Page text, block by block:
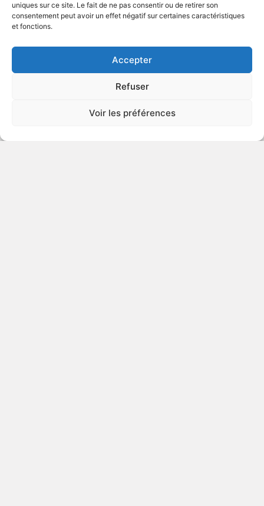
uniques sur ce site. Le fait de ne pas consentir ou de retirer son
consentement peut avoir un effet négatif sur certaines caractéristiques
et fonctions.
Accepter
Refuser
Voir les préférences
2001 Série télévisée policière
From Dusk Till Dawn - Season